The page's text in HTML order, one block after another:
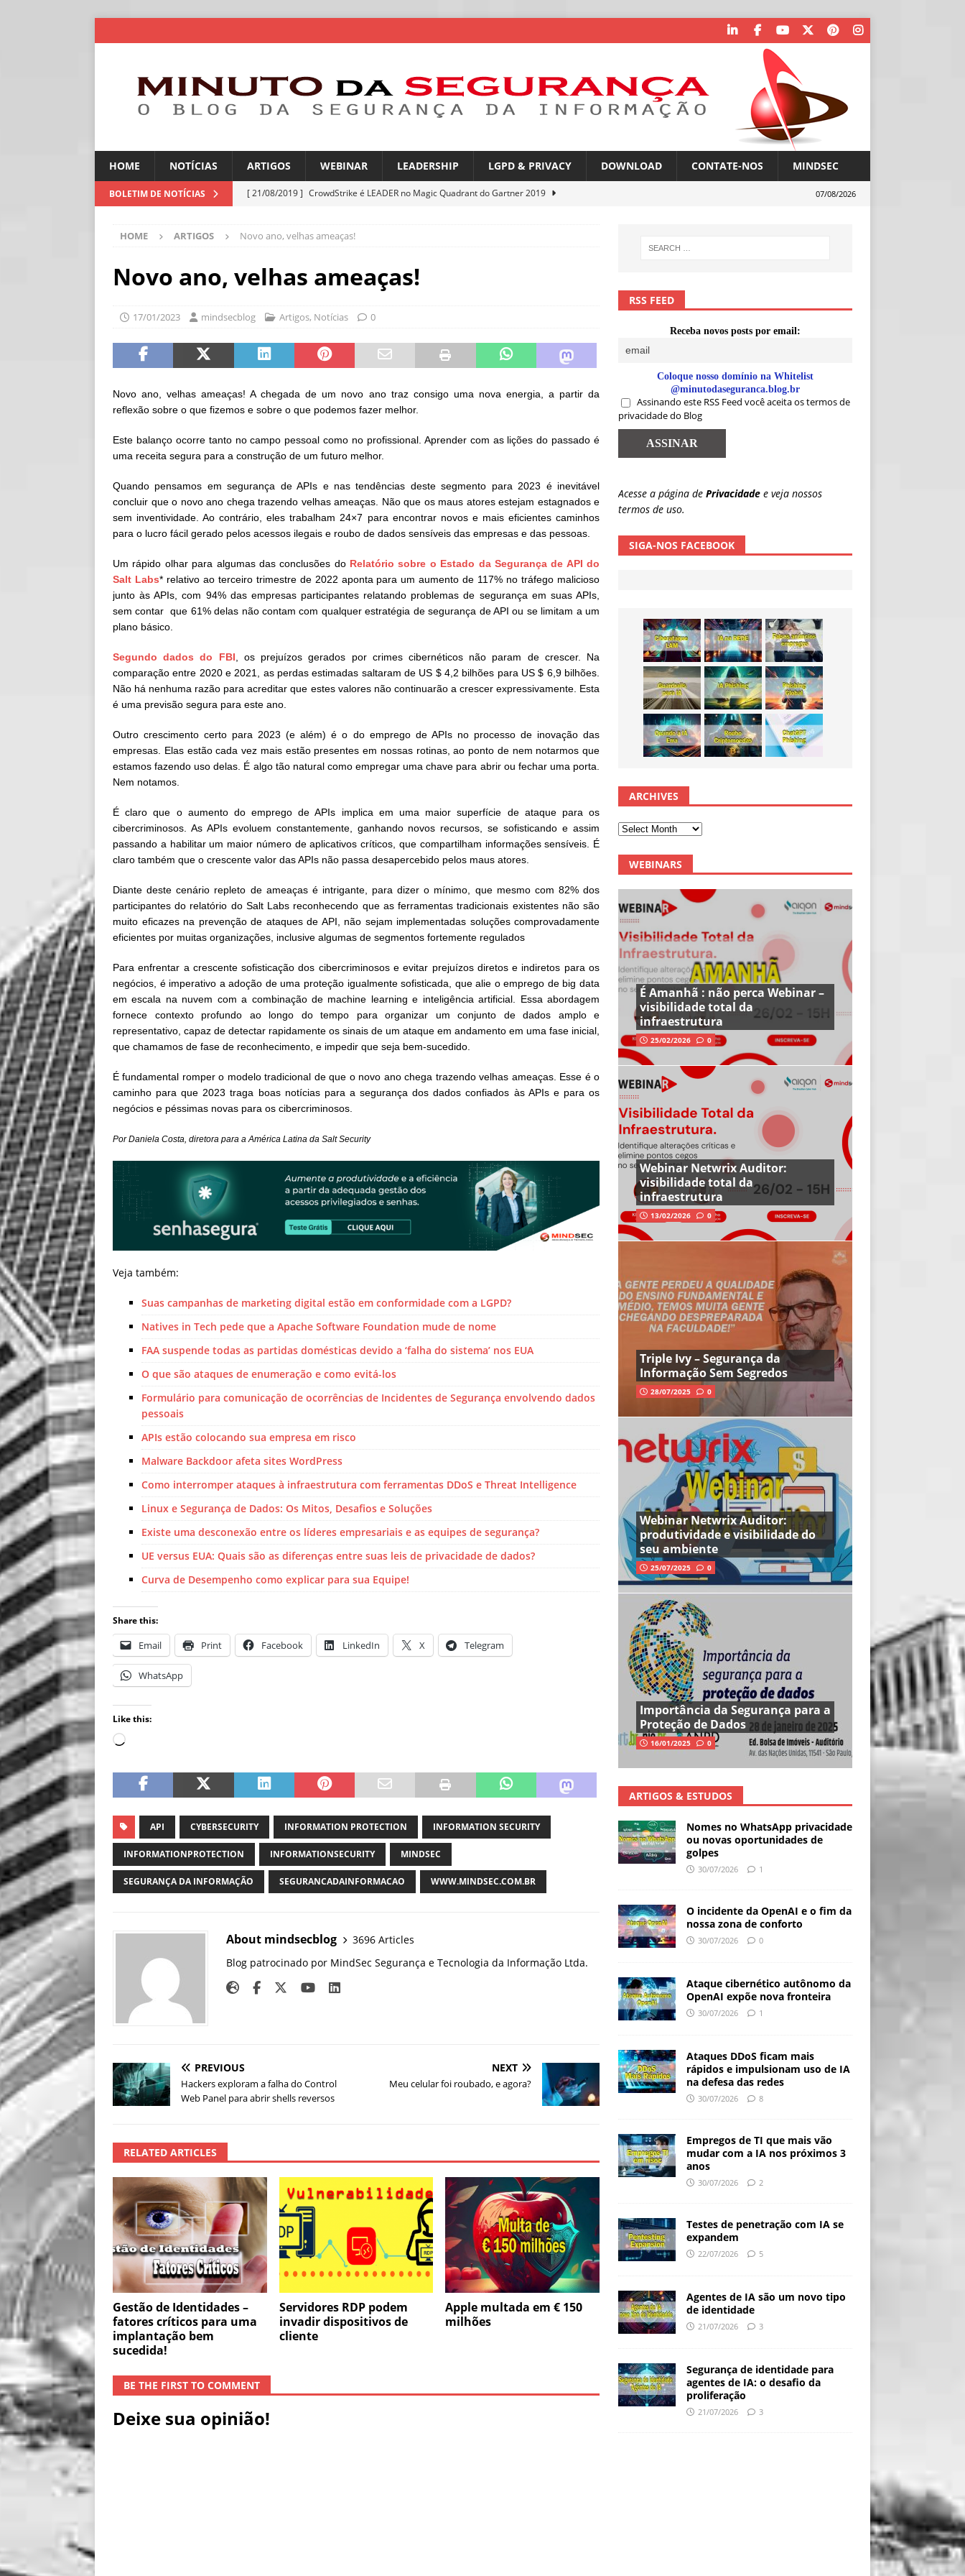
HOME NOTÍCIAS ARTIGOS WEBINAR LEADERSHIP LGPD & PRIVACY DOWNLOAD CONTATE-NOS MINDSEC
BOLETIM DE NOTÍCIAS [ 21/08/2019 ] CrowdStrike é LEADER no Magic Quadrant do Gartner 2019
[ 06/08/2026 ] América Latina é a segunda região mais exposta a ciberameaças
industriais
IA amplia desafio de segurança e governança nas redes corporativas
NOTÍCIAS
NOTÍCIAS
[ 06/08/2026 ]
Sem guardrails, a autonomia da IA se torna um risco
NOTÍCIAS
[ 06/08/2026 ] IA eleva taxa de sucesso de phishing para 54%
07/08/2026
HOME ARTIGOS Novo ano, velhas ameaças!
Novo ano, velhas ameaças!
17/01/2023 mindsecblog Artigos, Notícias 0
Novo ano, velhas ameaças! A chegada de um novo ano traz consigo uma nova energia, a partir da
reflexão sobre o que fizemos e sobre o que podemos fazer melhor.
Este balanço ocorre tanto no campo pessoal como no profissional. Aprender com as lições do passado é
uma receita segura para a construção de um futuro melhor.
Quando pensamos em segurança de APIs e nas tendências deste segmento para 2023 é inevitável
concluir que o novo ano chega trazendo velhas ameaças. Não que os maus atores estejam estagnados e
sem inventividade. Ao contrário, eles trabalham 24×7 para encontrar novos e mais eficientes caminhos
para o lucro fácil gerado pelos acessos ilegais e roubo de dados sensíveis das empresas e das pessoas.
Um rápido olhar para algumas das conclusões do Relatório sobre o Estado da Segurança de API do
Salt Labs* relativo ao terceiro trimestre de 2022 aponta para um aumento de 117% no tráfego malicioso
junto às APIs, com 94% das empresas participantes relatando problemas de segurança em suas APIs,
sem contar que 61% delas não contam com qualquer estratégia de segurança de API ou se limitam a um
plano básico.
Segundo dados do FBI , os prejuízos gerados por crimes cibernéticos não param de crescer. Na
comparação entre 2020 e 2021, as perdas estimadas saltaram de US $ 4,2 bilhões para US $ 6,9 bilhões.
Não há nenhuma razão para acreditar que estes valores não continuarão a crescer expressivamente. Esta
é uma previsão segura para este ano.
Outro crescimento certo para 2023 (e além) é o do emprego de APIs no processo de inovação das
empresas. Elas estão cada vez mais estão presentes em nossas rotinas, ao ponto de nem notarmos que
estamos fazendo uso delas. É algo tão natural como empregar uma chave para abrir ou fechar uma porta.
Nem notamos.
É claro que o aumento do emprego de APIs implica em uma maior superfície de ataque para os
cibercriminosos. As APIs evoluem constantemente, ganhando novos recursos, se sofisticando e assim
passando a habilitar um maior número de aplicativos críticos, que compartilham informações sensíveis. É
claro também que o crescente valor das APIs não passa desapercebido pelos maus atores.
Diante deste cenário repleto de ameaças é intrigante, para dizer o mínimo, que mesmo com 82% dos
participantes do relatório do Salt Labs reconhecendo que as ferramentas tradicionais existentes não são
muito eficazes na prevenção de ataques de API, não sejam implementadas soluções comprovadamente
eficientes por muitas organizações, inclusive algumas de segmentos fortemente regulados
Para enfrentar a crescente sofisticação dos cibercriminosos e evitar prejuízos diretos e indiretos para os
negócios, é imperativo a adoção de uma proteção igualmente sofisticada, que alie o emprego de big data
em escala na nuvem com a combinação de machine learning e inteligência artificial. Essa abordagem
fornece contexto profundo ao longo do tempo para organizar um conjunto de dados amplo e
representativo, capaz de detectar rapidamente os sinais de um ataque em andamento em uma fase inicial,
que chamamos de fase de reconhecimento, e impedir que seja bem-sucedido.
É fundamental romper o modelo tradicional de que o novo ano chega trazendo velhas ameaças. Esse é o
caminho para que 2023 traga boas notícias para a segurança dos dados confiados às APIs e para os
negócios e péssimas novas para os cibercriminosos.
Por Daniela Costa, diretora para a América Latina da Salt Security
Veja também:
Suas campanhas de marketing digital estão em conformidade com a LGPD?
Natives in Tech pede que a Apache Software Foundation mude de nome
FAA suspende todas as partidas domésticas devido a ‘falha do sistema’ nos EUA
O que são ataques de enumeração e como evitá-los
Formulário para comunicação de ocorrências de Incidentes de Segurança envolvendo dados
pessoais
APIs estão colocando sua empresa em risco
Malware Backdoor afeta sites WordPress
Como interromper ataques à infraestrutura com ferramentas DDoS e Threat Intelligence
Linux e Segurança de Dados: Os Mitos, Desafios e Soluções
Existe uma desconexão entre os líderes empresariais e as equipes de segurança?
UE versus EUA: Quais são as diferenças entre suas leis de privacidade de dados?
Curva de Desempenho como explicar para sua Equipe!
Share this:
Email Print Facebook LinkedIn X Telegram
WhatsApp
Like this:
API CYBERSECURITY INFORMATION PROTECTION INFORMATION SECURITY
INFORMATIONPROTECTION INFORMATIONSECURITY MINDSEC
SEGURANÇA DA INFORMAÇÃO SEGURANCADAINFORMACAO WWW.MINDSEC.COM.BR
About mindsecblog
3696 Articles
Blog patrocinado por MindSec Segurança e Tecnologia da Informação Ltda.
PREVIOUS
Hackers exploram a falha do Control
Web Panel para abrir shells reversos
NEXT
Meu celular foi roubado, e agora?
RELATED ARTICLES
Gestão de Identidades –
fatores críticos para uma
implantação bem
sucedida!
Servidores RDP podem
invadir dispositivos de
cliente
Apple multada em € 150
milhões
BE THE FIRST TO COMMENT
Deixe sua opinião!
RSS FEED
Receba novos posts por email:
Coloque nosso domínio na Whitelist
@minutodaseguranca.blog.br
Assinando este RSS Feed você aceita os termos de
privacidade do Blog
Acesse a página de Privacidade e veja nossos
termos de uso.
SIGA-NOS FACEBOOK
ARCHIVES
WEBINARS
É Amanhã : não perca Webinar –
visibilidade total da
infraestrutura
25/02/2026 0
Webinar Netwrix Auditor:
visibilidade total da
infraestrutura
13/02/2026 0
Triple Ivy – Segurança da
Informação Sem Segredos
28/07/2025 0
Webinar Netwrix Auditor:
produtividade e visibilidade do
seu ambiente
25/07/2025 0
Importância da Segurança para a
Proteção de Dados
16/01/2025 0
ARTIGOS & ESTUDOS
Nomes no WhatsApp privacidade
ou novas oportunidades de
golpes
30/07/2026 1
O incidente da OpenAI e o fim da
nossa zona de conforto
30/07/2026 0
Ataque cibernético autônomo da
OpenAI expõe nova fronteira
30/07/2026 1
Ataques DDoS ficam mais
rápidos e impulsionam uso de IA
na defesa das redes
30/07/2026 8
Empregos de TI que mais vão
mudar com a IA nos próximos 3
anos
30/07/2026 2
Testes de penetração com IA se
expandem
22/07/2026 5
Agentes de IA são um novo tipo
de identidade
21/07/2026 3
Segurança de identidade para
agentes de IA: o desafio da
proliferação
21/07/2026 3